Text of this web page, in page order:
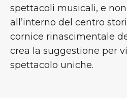
spettacoli musicali, e
all’interno del centro
cornice rinascimentale
crea la suggestione per
spettacolo uniche.